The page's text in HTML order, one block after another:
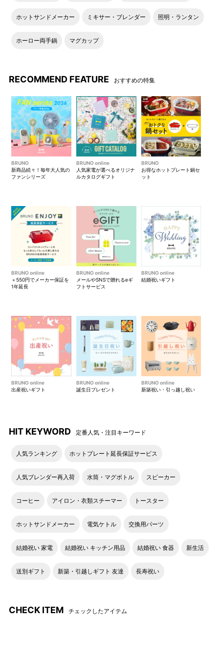
ホットサンドメーカー ミキサー・ブレンダー 照明・ランタン
ホーロー両手鍋 マグカップ
RECOMMEND FEATURE おすすめの特集
BRUNO
新商品続々！毎年大人気の
ファンシリーズ
BRUNO online
人気家電が選べるオリジナ
ルカタログギフト
BRUNO
お得なホットプレート鍋セ
ット
BRUNO online
＋550円でメーカー保証を
1年延長
BRUNO online
メールやSNSで贈れるeギ
フトサービス
BRUNO online
結婚祝いギフト
BRUNO online
出産祝いギフト
BRUNO online
誕生日プレゼント
BRUNO online
新築祝い・引っ越し祝い
HIT KEYWORD 定番人気・注目キーワード
人気ランキング ホットプレート延長保証サービス
人気ブレンダー再入荷 水筒・マグボトル スピーカー
コーヒー アイロン・衣類スチーマー トースター
ホットサンドメーカー 電気ケトル 交換用パーツ
結婚祝い 家電 結婚祝い キッチン用品 結婚祝い 食器 新生活
送別ギフト 新築・引越しギフト 友達 長寿祝い
CHECK ITEM チェックしたアイテム